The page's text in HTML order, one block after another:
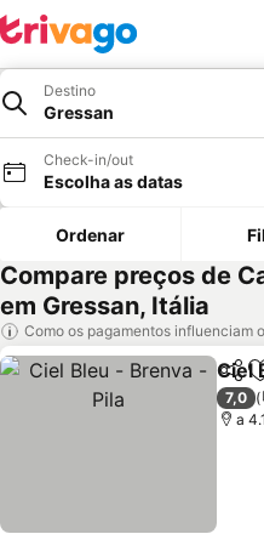
Destino
Gressan
Check-in/out
Escolha as datas
Ordenar
Compare preços de
em Gressan, Itália
Como os pagamentos influenciam
Ciel
7,0
a